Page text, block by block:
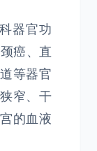
器官功
癌、直
等器官
窄、干
的血液